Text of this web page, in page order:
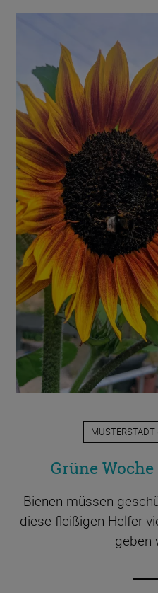
MUSTERSTADT
Grüne
Bienen müssen
diese fleißigen Helfer
geben